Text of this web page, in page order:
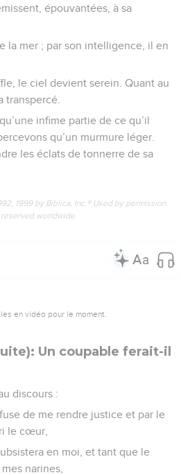
épouvantées, à sa
la mer ; par son intelligence, il en
le ciel devient serein. Quant au
transpercé.
infime partie de ce qu’il
qu’un murmure léger.
les éclats de tonnerre de sa
1999 by Biblica, Inc.® Used by permission.
worldwide.
en vidéo pour le moment.
Un coupable ferait-il
discours :
de me rendre justice et par le
le cœur,
en moi, et tant que le
narines,